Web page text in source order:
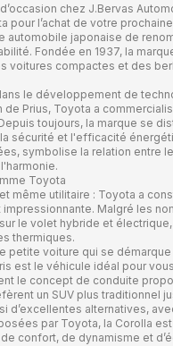
chez J.Bervas
pour l’achat de votre
automobile japonaise de
Fondée en 1937, la
voitures compactes et des
le développement de
de Prius, Toyota a
toujours, la marque se
sécurité et l'efficacité
symbolise la relation entre
Toyota
même utilitaire : Toyota a
Malgré les
le volet hybride et
thermiques.
petite voiture qui se
est le véhicule idéal pour
le concept de conduite
un SUV plus traditionnel
d’excellentes alternatives,
par Toyota, la Corolla
confort, de dynamisme et